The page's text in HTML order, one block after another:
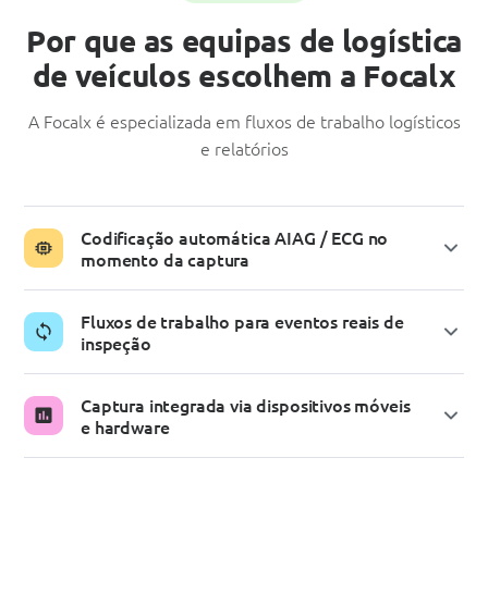
Por que as equipas de logística
de veículos escolhem a Focalx
A Focalx é especializada em fluxos de trabalho logísticos
e relatórios
734%
Codificação automática AIAG / ECG no
momento da captura
Fluxos de trabalho para eventos reais de
inspeção
Captura integrada via dispositivos móveis
e hardware